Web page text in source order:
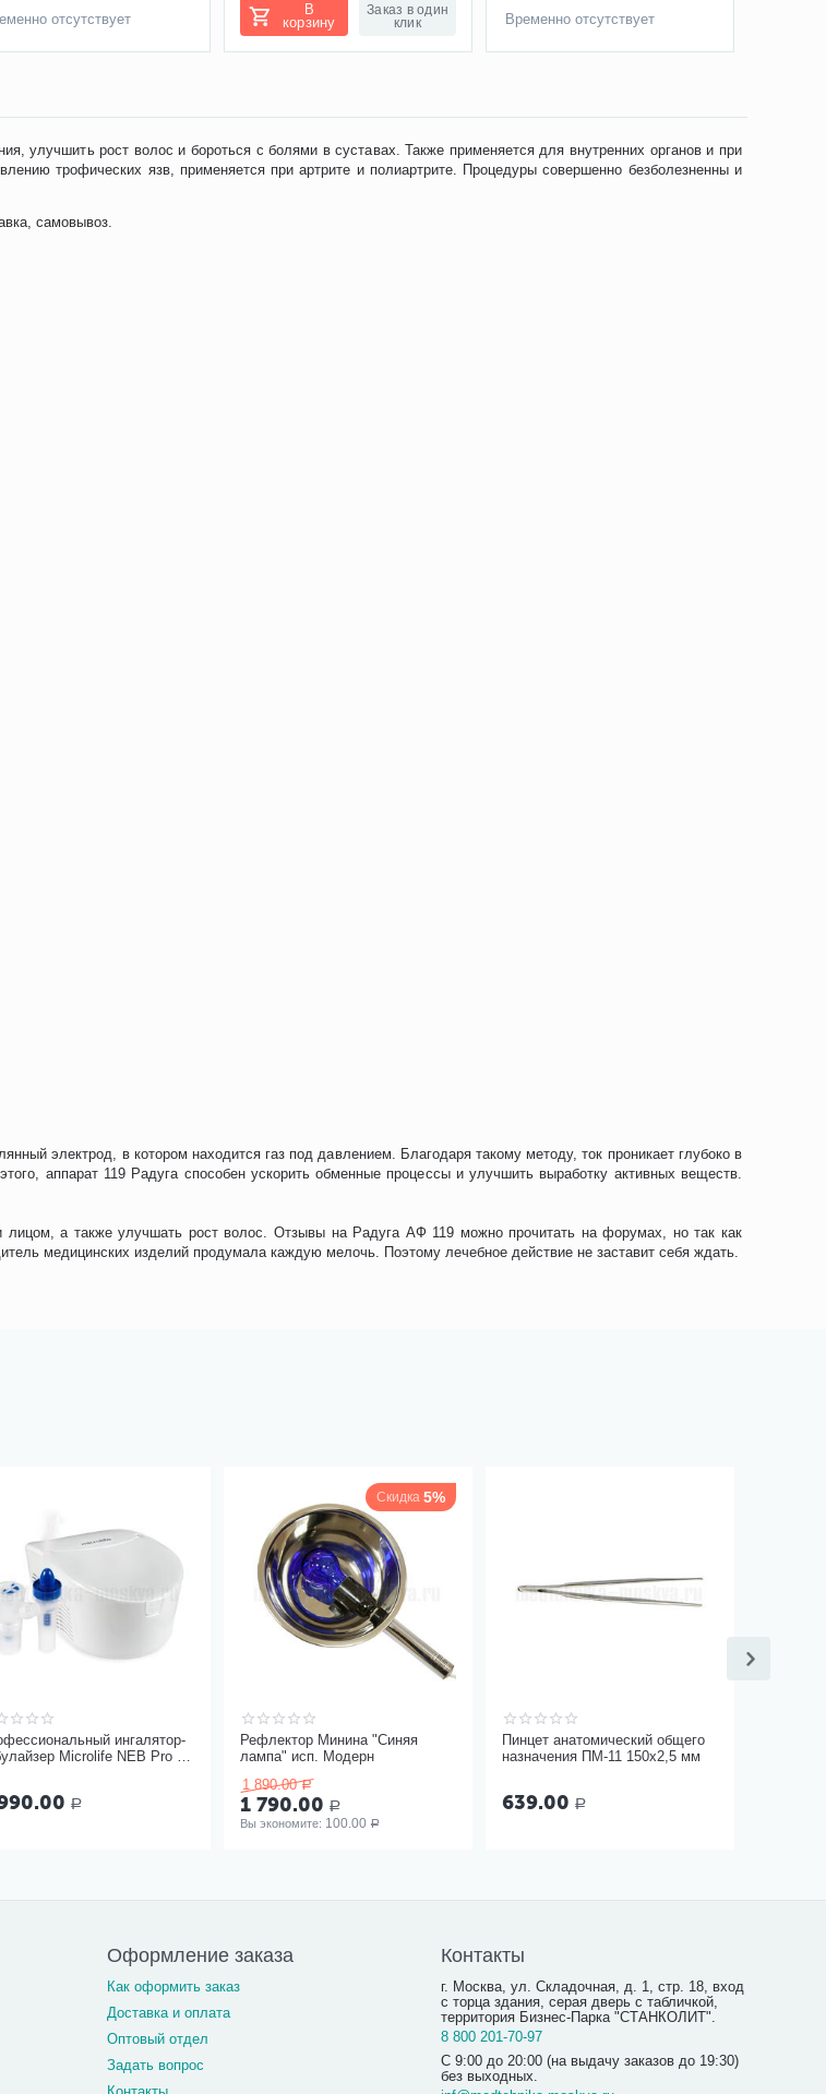
отсутствует
В
корзину
Заказ в один
клик
Временно отсутствует
улучшить рост волос и бороться с болями в суставах. Также применяется для внутренних органов и при
трофических язв, применяется при артрите и полиартрите. Процедуры совершенно безболезненны и
самовывоз.
электрод, в котором находится газ под давлением. Благодаря такому методу, ток проникает глубоко в
аппарат 119 Радуга способен ускорить обменные процессы и улучшить выработку активных веществ.
а также улучшать рост волос. Отзывы на Радуга АФ 119 можно прочитать на форумах, но так как
медицинских изделий продумала каждую мелочь. Поэтому лечебное действие не заставит себя ждать.
ингалятор-
Microlife NEB Pro 2
Р
Скидка 5%
Рефлектор Минина "Синяя
лампа" исп. Модерн
1 890.00 Р
1 790.00 Р
Вы экономите: 100.00 Р
Пинцет анатомический общего
назначения ПМ-11 150х2,5 мм
639.00 Р
Оформление заказа
Как оформить заказ
Доставка и оплата
Оптовый отдел
Задать вопрос
Контакты
г. Москва, ул. Складочная, д. 1, стр. 18, вход
с торца здания, серая дверь с табличкой,
территория Бизнес-Парка "СТАНКОЛИТ".
8 800 201-70-97
С 9:00 до 20:00 (на выдачу заказов до 19:30)
без выходных.